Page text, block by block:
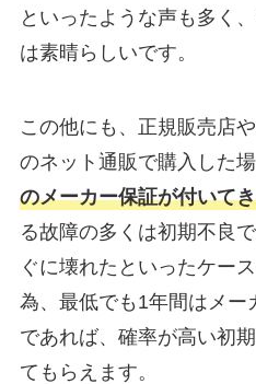
といったような声も多く
は素晴らしいです。
この他にも、正規販売店
のネット通販で購入した場
のメーカー保証が付いて
る故障の多くは初期不良
ぐに壊れたといったケー
為、最低でも1年間はメー
であれば、確率が高い初
てもらえます。